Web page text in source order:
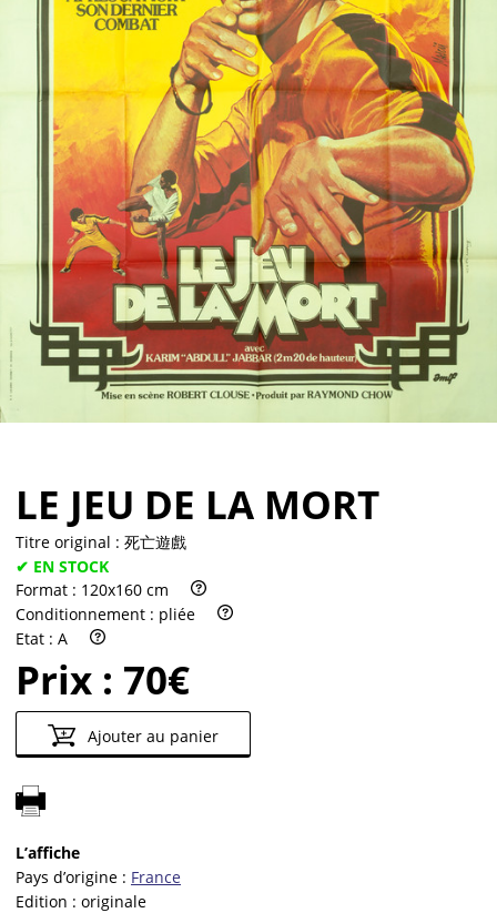
Vendre
LE JEU DE LA MORT
Titre original : 死亡遊戲
✔ EN STOCK
Format : 120x160 cm
Conditionnement : pliée
Etat : A
Prix : 70€
Ajouter au panier
L’affiche
Pays d’origine : France
Edition : originale